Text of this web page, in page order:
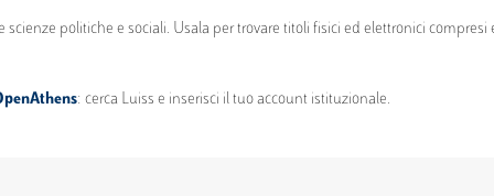
politiche e sociali. Usala per trovare titoli fisici ed elettronici
: cerca Luiss e inserisci il tuo account istituzionale.